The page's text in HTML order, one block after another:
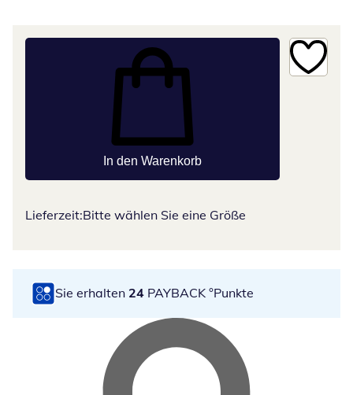
In den Warenkorb
Lieferzeit:Bitte wählen Sie eine Größe
Sie erhalten 24 PAYBACK °Punkte